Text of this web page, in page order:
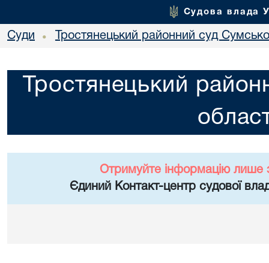
Судова влада
Суди • Тростянецький районний суд
Тростянецький
Отримуйте інформацію лише
Єдиний Контакт-центр судової